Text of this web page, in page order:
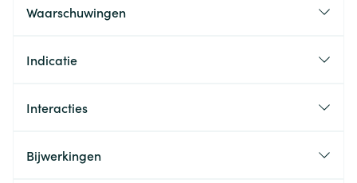
Waarschuwingen
Indicatie
Interacties
Bijwerkingen